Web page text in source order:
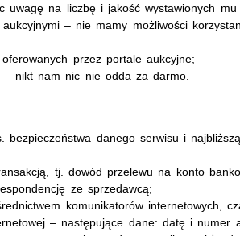
uwagę na liczbę i jakość wystawionych mu
– nie mamy możliwości
przez portale aukcyjne;
nikt nam nic nie odda za darmo.
bezpieczeństwa danego serwisu i
tj. dowód przelewu na konto
ze sprzedawcą;
komunikatorów internetowych,
– następujące dane: datę i numer